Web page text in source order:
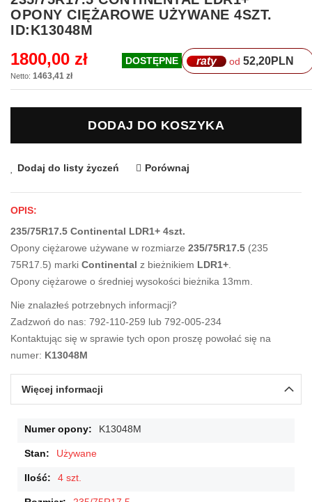
na
początek
galerii
OPONY CIĘŻAROWE UŻYWANE 4SZT.
ID:K13048M
1800,00 zł
1463,41 zł
DOSTĘPNE raty od 52,20PLN
DODAJ DO KOSZYKA
Dodaj do listy życzeń Porównaj
OPIS:
235/75R17.5 Continental LDR1+ 4szt.
Opony ciężarowe używane w rozmiarze 235/75R17.5 (235
75R17.5) marki Continental z bieżnikiem LDR1+.
Opony ciężarowe o średniej wysokości bieżnika 13mm.
Nie znalazłeś potrzebnych informacji?
Zadzwoń do nas: 792-110-259 lub 792-005-234
Kontaktując się w sprawie tych opon proszę powołać się na
numer: K13048M
Więcej informacji
Więcej
K13048M
Używane
4 szt.